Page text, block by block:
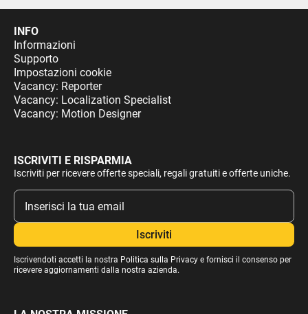
INFO
Informazioni
Supporto
Impostazioni cookie
Vacancy: Reporter
Vacancy: Localization Specialist
Vacancy: Motion Designer
ISCRIVITI E RISPARMIA
Iscriviti per ricevere offerte speciali, regali gratuiti e offerte uniche.
Iscrivendoti accetti la nostra Politica sulla Privacye fornisci il consenso per
ricevere aggiornamenti dalla nostra azienda.